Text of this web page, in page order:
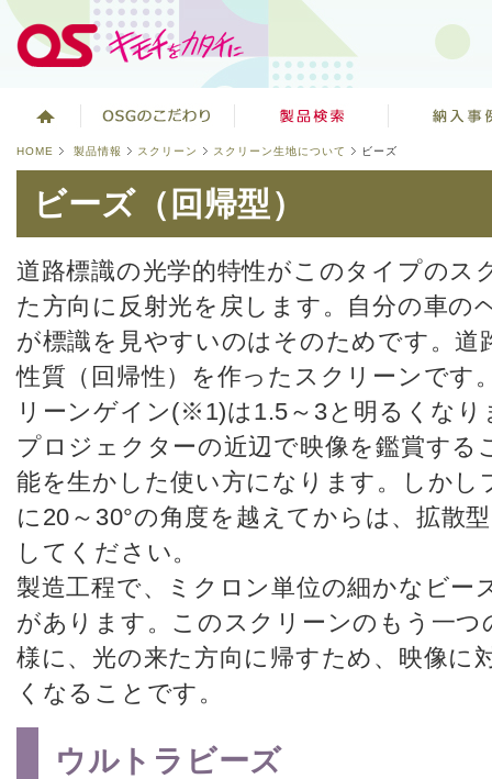
HOME 製品情報 スクリーン スクリーン生地について ビーズ
ビーズ（回帰型）
道路標識の光学的特性がこのタイプのス
た方向に反射光を戻します。自分の車の
が標識を見やすいのはそのためです。道
性質（回帰性）を作ったスクリーンです
リーンゲイン(※1)は1.5～3と明るくなり
プロジェクターの近辺で映像を鑑賞す
能を生かした使い方になります。しかし
に20～30°の角度を越えてからは、拡散
してください。
製造工程で、ミクロン単位の細かなビー
があります。このスクリーンのもう一
様に、光の来た方向に帰すため、映像に
くなることです。
ウルトラビーズ